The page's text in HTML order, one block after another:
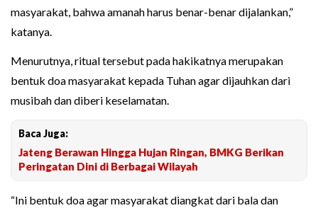
masyarakat, bahwa amanah harus benar-benar dijalankan,”
katanya.
Menurutnya, ritual tersebut pada hakikatnya merupakan
bentuk doa masyarakat kepada Tuhan agar dijauhkan dari
musibah dan diberi keselamatan.
Baca Juga:
Jateng Berawan Hingga Hujan Ringan, BMKG Berikan
Peringatan Dini di Berbagai Wilayah
“Ini bentuk doa agar masyarakat diangkat dari bala dan